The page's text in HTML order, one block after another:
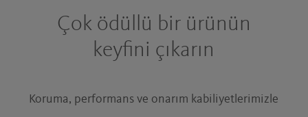
Çok ödüllü bir ürünün
keyfini çıkarın
Koruma, performans ve onarım kabiliyetlerimizle